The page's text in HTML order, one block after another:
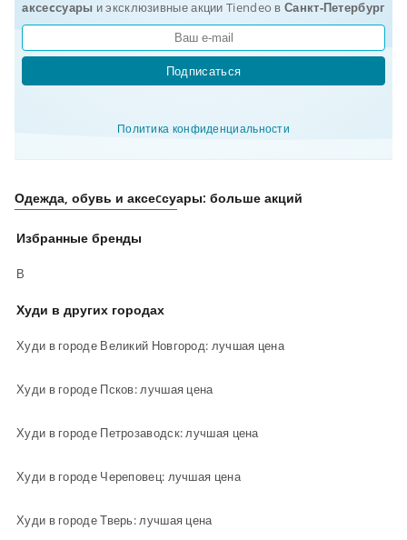
аксеcсуары и эксклюзивные акции Tiendeo вСанкт-Петербург
Подписаться
Политика конфиденциальности
Одежда, обувь и аксеcсуары: больше акций
Избранные бренды
В
Худи в других городах
Худи в городе Великий Новгород: лучшая цена
Худи в городе Псков: лучшая цена
Худи в городе Петрозаводск: лучшая цена
Худи в городе Череповец: лучшая цена
Худи в городе Тверь: лучшая цена